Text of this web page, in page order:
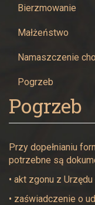
Bierzmowanie
Małżeństwo
Namaszczenie
Pogrzeb
Pogrzeb
Przy dopełnianiu
potrzebne są
• akt zgonu z
• zaświadczenie o